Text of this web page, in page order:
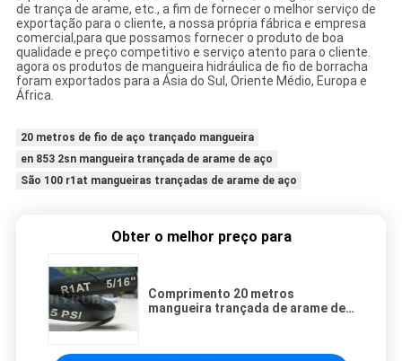
de trança de arame, etc., a fim de fornecer o melhor serviço de
exportação para o cliente, a nossa própria fábrica e empresa
comercial,para que possamos fornecer o produto de boa
qualidade e preço competitivo e serviço atento para o cliente.
agora os produtos de mangueira hidráulica de fio de borracha
foram exportados para a Ásia do Sul, Oriente Médio, Europa e
África.
20 metros de fio de aço trançado mangueira
en 853 2sn mangueira trançada de arame de aço
São 100 r1at mangueiras trançadas de arame de aço
Obter o melhor preço para
Comprimento 20 metros
mangueira trançada de arame de